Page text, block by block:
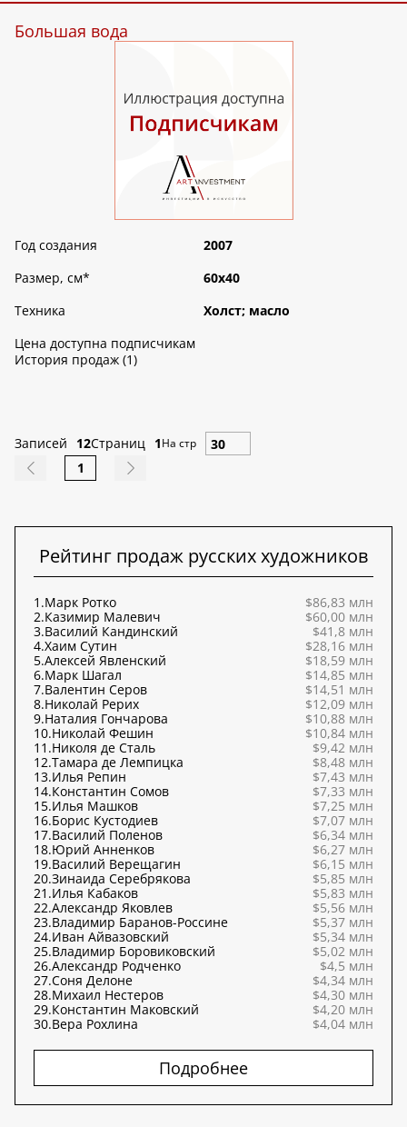
Большая вода
Год создания
2007
Размер, см*
60х40
Техника
Холст; масло
Цена доступна подписчикам
История продаж (1)
Записей 12Страниц 1На стр
1
Рейтинг продаж русских художников
1.Марк Ротко
$86,83 млн
2.Казимир Малевич
$60,00 млн
3.Василий Кандинский
$41,8 млн
4.Хаим Сутин
$28,16 млн
5.Алексей Явленский
$18,59 млн
6.Марк Шагал
$14,85 млн
7.Валентин Серов
$14,51 млн
8.Николай Рерих
$12,09 млн
9.Наталия Гончарова
$10,88 млн
10.Николай Фешин
$10,84 млн
11.Николя де Сталь
$9,42 млн
12.Тамара де Лемпицка
$8,48 млн
13.Илья Репин
$7,43 млн
14.Константин Сомов
$7,33 млн
15.Илья Машков
$7,25 млн
16.Борис Кустодиев
$7,07 млн
17.Василий Поленов
$6,34 млн
18.Юрий Анненков
$6,27 млн
19.Василий Верещагин
$6,15 млн
20.Зинаида Серебрякова
$5,85 млн
21.Илья Кабаков
$5,83 млн
22.Александр Яковлев
$5,56 млн
23.Владимир Баранов-Россине
$5,37 млн
24.Иван Айвазовский
$5,34 млн
25.Владимир Боровиковский
$5,02 млн
26.Александр Родченко
$4,5 млн
27.Соня Делоне
$4,34 млн
28.Михаил Нестеров
$4,30 млн
29.Константин Маковский
$4,20 млн
30.Вера Рохлина $4,04 млн
Подробнее